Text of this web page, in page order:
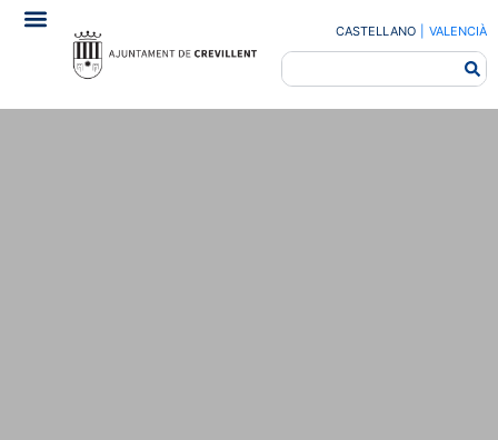
CASTELLANO VALENCIÀ